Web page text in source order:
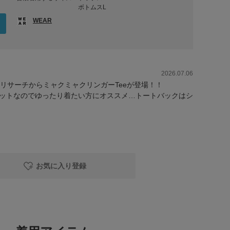
ボトムスL
WEAR
2026.07.06
サーチからミャクミャクリンガーTeeが登場！！
トなのでゆったり着たい方にオススメ…トートバックはシ
お気に入り登録